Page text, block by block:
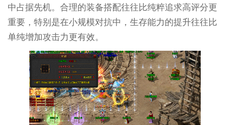
中占据先机。合理的装备搭配往往比纯粹追求高评分更
重要，特别是在小规模对抗中，生存能力的提升往往比
单纯增加攻击力更有效。